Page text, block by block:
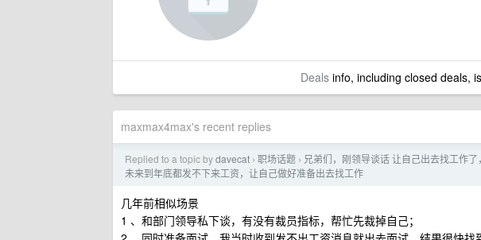
Dealsinfo, including closed deals,
maxmax4max's recent replies
Replied to a topic bydavecat › 职场话题 › 兄弟们，刚领导谈话 让自己出去找工作
未来到年底都发不下来工资，让自己做好准备出去找工作
几年前相似场景
1 、和部门领导私下谈，有没有裁员指标，帮忙先裁掉自己；